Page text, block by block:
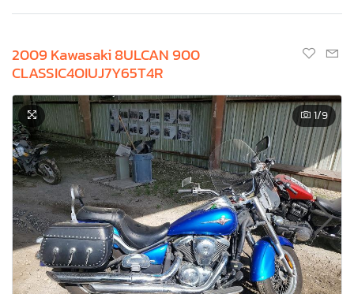
2009 Kawasaki 8ULCAN 900
CLASSIC4OIUJ7Y65T4R
1/9